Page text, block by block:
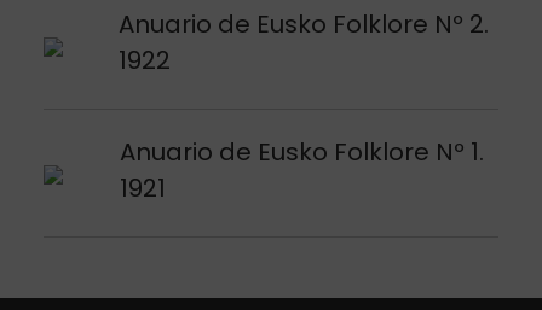
Anuario de Eusko Folklore Nº 2.
1922
Argitalpena ikusi
Anuario de Eusko Folklore Nº 1.
1921
Argitalpena ikusi